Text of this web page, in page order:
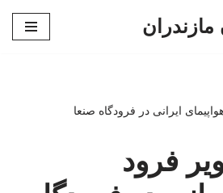
ایرانی در فرودگاه صنعا
فرود